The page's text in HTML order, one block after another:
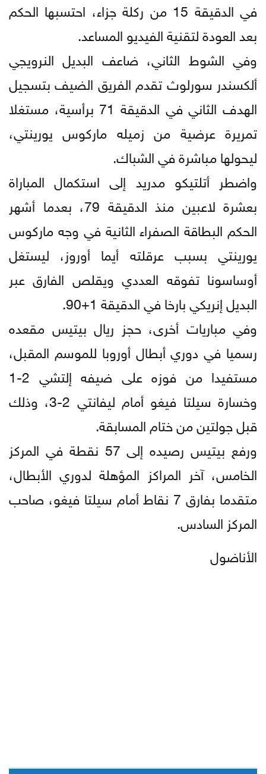
في الدقيقة 15 من ركلة جزاء، احتسبها الحكم
بعد العودة لتقنية الفيديو المساعد.
وفي الشوط الثاني، ضاعف البديل النرويجي
ألكسندر سورلوث تقدم الفريق الضيف بتسجيل
الهدف الثاني في الدقيقة 71 برأسية، مستغلا
تمريرة عرضية من زميله ماركوس يورينتي،
ليحولها مباشرة في الشباك.
واضطر أتلتيكو مدريد إلى استكمال المباراة
بعشرة لاعبين منذ الدقيقة 79، بعدما أشهر
الحكم البطاقة الصفراء الثانية في وجه ماركوس
يورينتي بسبب عرقلته أيما أوروز، ليستغل
أوساسونا تفوقه العددي ويقلص الفارق عبر
البديل إنريكي بارخا في الدقيقة 1+90.
وفي مباريات أخرى، حجز ريال بيتيس مقعده
رسميا في دوري أبطال أوروبا للموسم المقبل،
مستفيدا من فوزه على ضيفه إلتشي 2-1
وخسارة سيلتا فيغو أمام ليفانتي 2-3، وذلك
قبل جولتين من ختام المسابقة.
ورفع بيتيس رصيده إلى 57 نقطة في المركز
الخامس، آخر المراكز المؤهلة لدوري الأبطال،
متقدما بفارق 7 نقاط أمام سيلتا فيغو، صاحب
المركز السادس.
الأناضول